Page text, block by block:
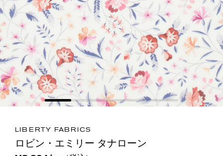
LIBERTY FABRICS
ロビン・エミリー タナローン